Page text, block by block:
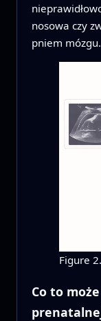
nosowa czy
pniem mózgu.
Figure 2.
Co to